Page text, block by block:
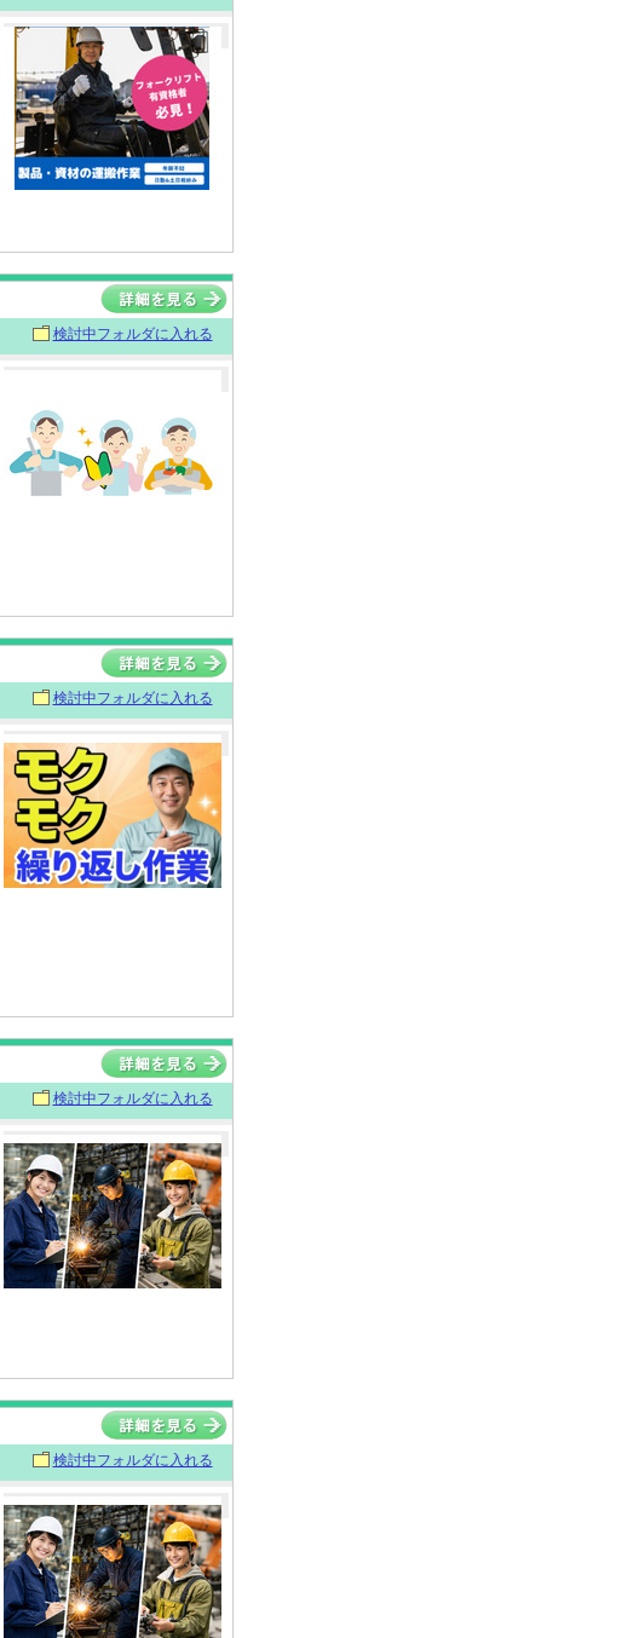
検討中フォルダに入れる
検討中フォルダに入れる
検討中フォルダに入れる
検討中フォルダに入れる